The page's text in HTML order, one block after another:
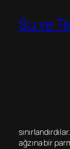
Su ve
ağzına bir